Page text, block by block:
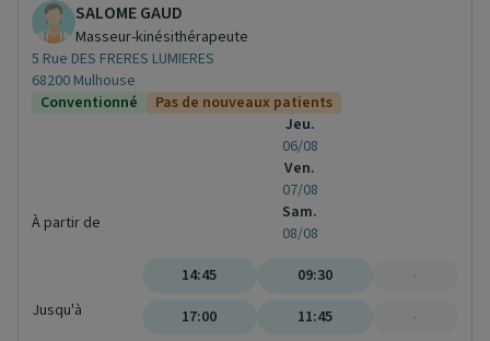
SALOME GAUD
Masseur-kinésithérapeute
5 Rue DES FRERES LUMIERES
68200 Mulhouse
Conventionné
Pas de nouveaux patients
À partir de
Jusqu'à
Jeu.
06/08
Ven.
07/08
Sam.
08/08
14:45
17:00
09:30
11:45
-
-